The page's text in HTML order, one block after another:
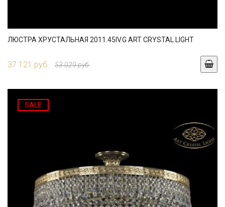
ЛЮСТРА ХРУСТАЛЬНАЯ 2011.45IV.G ART CRYSTAL LIGHT
37 121 руб. 53 029 руб.
SALE